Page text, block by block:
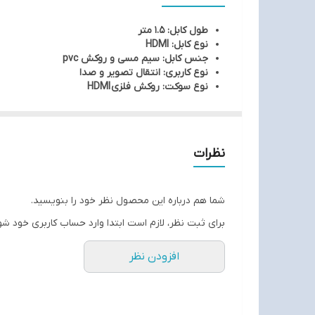
طول کابل: 1.5 متر
نوع کابل: HDMI
جنس کابل: سیم مسی و روکش pvc
نوع کاربری: انتقال تصویر و صدا
نوع سوکت: روکش فلزی HDMI
نظرات
شما هم درباره این محصول نظر خود را بنویسید.
برای ثبت نظر، لازم است ابتدا وارد حساب کاربری خود
افزودن نظر